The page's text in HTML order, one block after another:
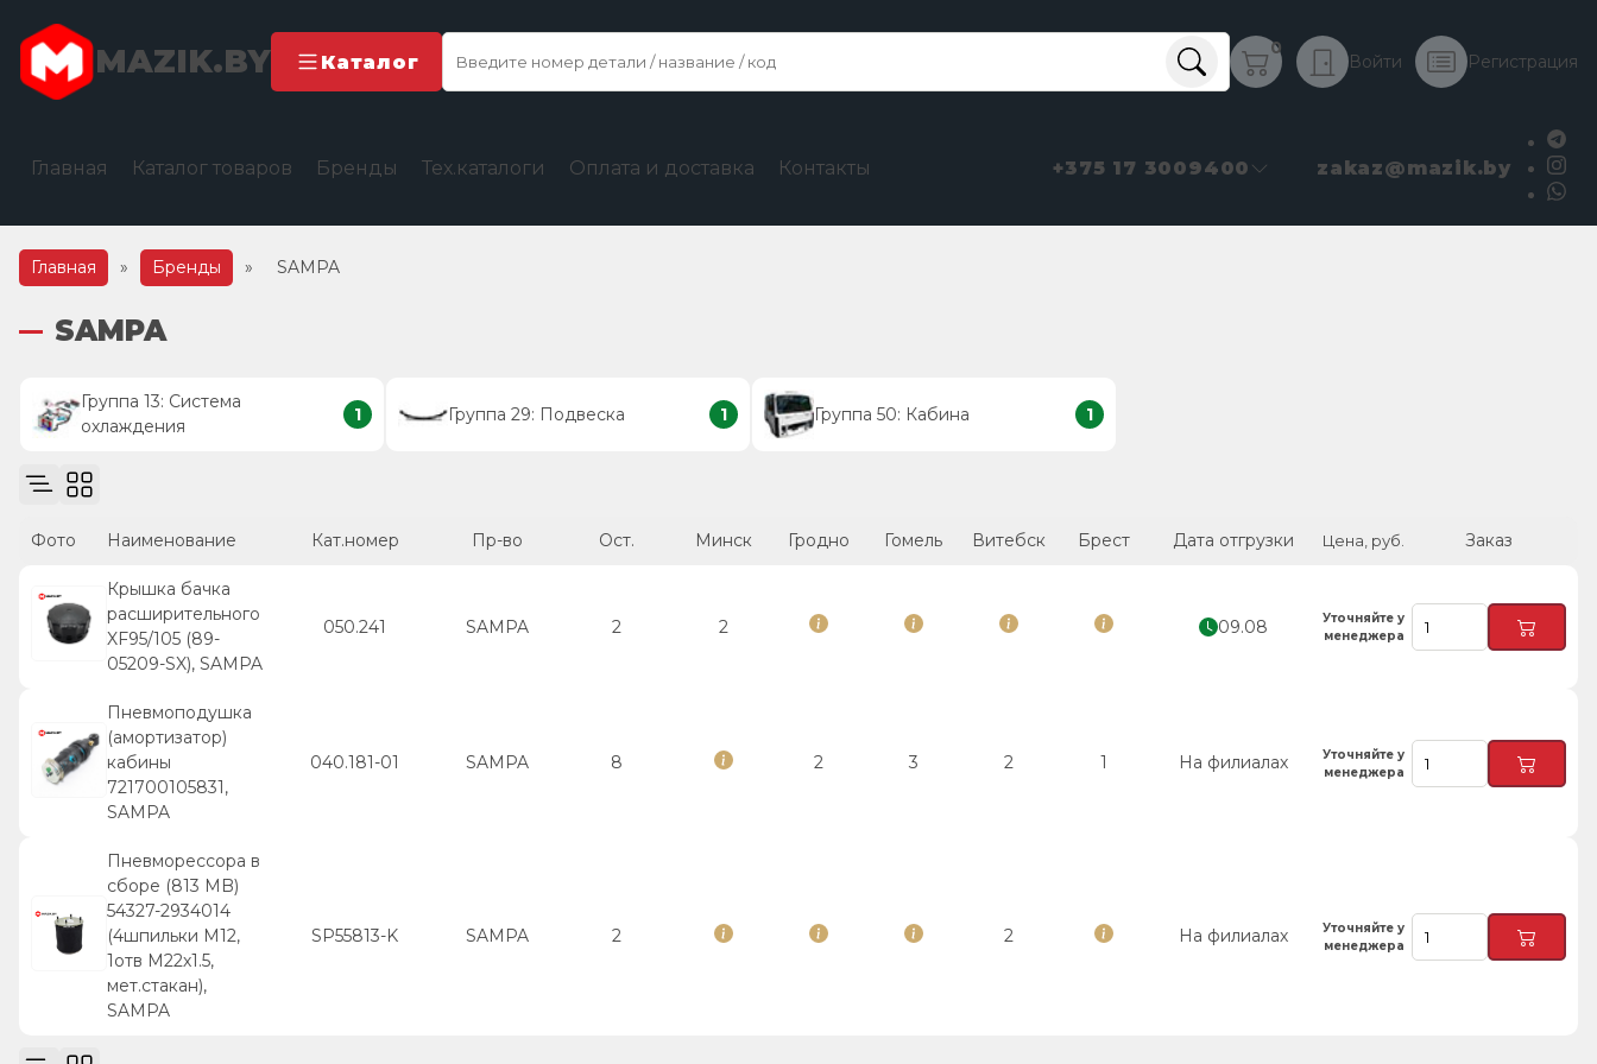
MAZIK.BY Каталог
0
Войти Регистрация
Главная Каталог товаров Бренды Тех.каталоги Оплата и доставка Контакты +375 17 3009400 zakaz@mazik.by
Главная » Бренды » SAMPA
SAMPA
Группа 13: Система
охлаждения
1 Группа 29: Подвеска 1 Группа 50: Кабина 1
Фото Наименование Кат.номер Пр-во Ост. Минск Гродно Гомель Витебск Брест Дата отгрузки Цена, руб. Заказ
Крышка бачка
расширительного
XF95/105 (89-
05209-SX), SAMPA
050.241 SAMPA 2 2 09.08
Уточняйте у
менеджера
Пневмоподушка
(амортизатор)
кабины
721700105831,
SAMPA
040.181-01 SAMPA 8 2 3 2 1 На филиалах
Уточняйте у
менеджера
Пневморессора в
сборе (813 MB)
54327-2934014
(4шпильки M12,
1отв M22х1.5,
мет.стакан),
SAMPA
SP55813-K SAMPA 2 2 На филиалах
Уточняйте у
менеджера